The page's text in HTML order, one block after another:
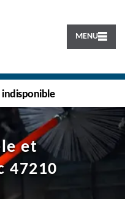
MENU
indisponible
et
47210